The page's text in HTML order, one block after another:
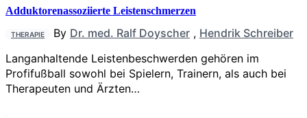
Adduktorenassoziierte Leistenschmerzen
THERAPIE By Dr. med. Ralf Doyscher , Hendrik Schreiber
Langanhaltende Leistenbeschwerden gehören im
Profifußball sowohl bei Spielern, Trainern, als auch bei
Therapeuten und Ärzten…